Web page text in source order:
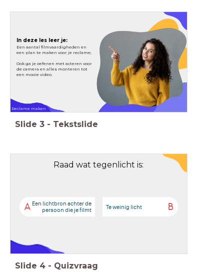
In deze les leer je:
Een aantal filmvaardigheden en
een plan te maken voor je reclame;
Ook ga je oefenen met acteren voor
de camera en alles monteren tot
een mooie video.
Reclame maken
Slide 3 - Tekstslide
Raad wat tegenlicht is:
A Een lichtbron achter de
persoon die je filmt
B
Te weinig licht
Slide 4 - Quizvraag